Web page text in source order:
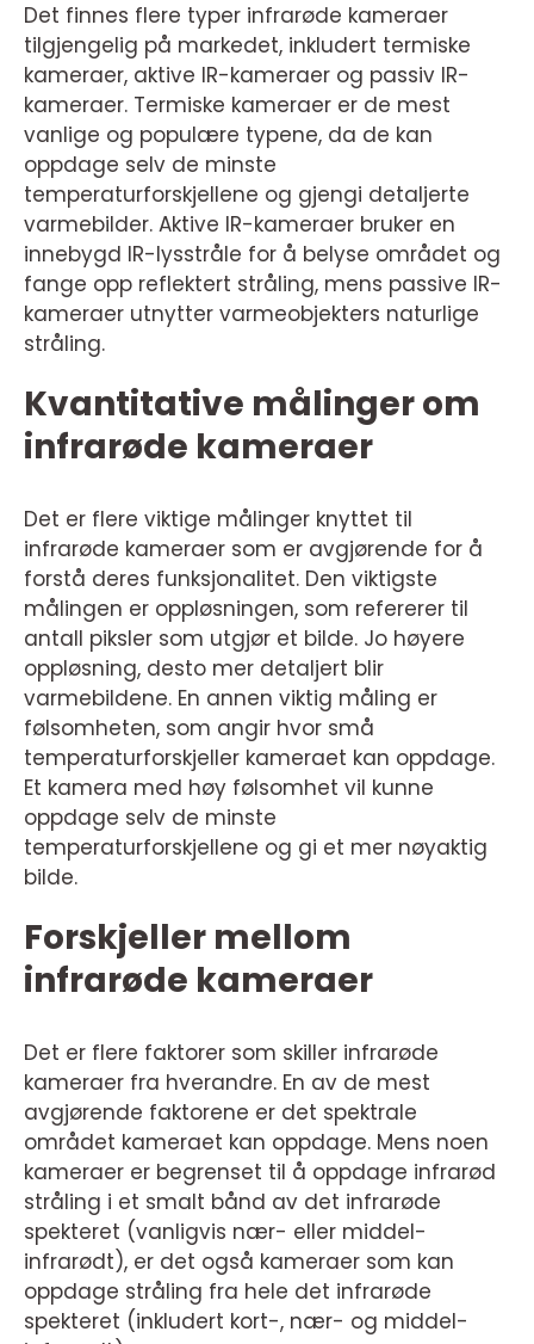
Det finnes flere typer infrarøde kameraer
tilgjengelig på markedet, inkludert termiske
kameraer, aktive IR-kameraer og passiv IR-
kameraer. Termiske kameraer er de mest
vanlige og populære typene, da de kan
oppdage selv de minste
temperaturforskjellene og gjengi detaljerte
varmebilder. Aktive IR-kameraer bruker en
innebygd IR-lysstråle for å belyse området og
fange opp reflektert stråling, mens passive IR-
kameraer utnytter varmeobjekters naturlige
stråling.
Kvantitative målinger om
infrarøde kameraer
Det er flere viktige målinger knyttet til
infrarøde kameraer som er avgjørende for å
forstå deres funksjonalitet. Den viktigste
målingen er oppløsningen, som refererer til
antall piksler som utgjør et bilde. Jo høyere
oppløsning, desto mer detaljert blir
varmebildene. En annen viktig måling er
følsomheten, som angir hvor små
temperaturforskjeller kameraet kan oppdage.
Et kamera med høy følsomhet vil kunne
oppdage selv de minste
temperaturforskjellene og gi et mer nøyaktig
bilde.
Forskjeller mellom
infrarøde kameraer
Det er flere faktorer som skiller infrarøde
kameraer fra hverandre. En av de mest
avgjørende faktorene er det spektrale
området kameraet kan oppdage. Mens noen
kameraer er begrenset til å oppdage infrarød
stråling i et smalt bånd av det infrarøde
spekteret (vanligvis nær- eller middel-
infrarødt), er det også kameraer som kan
oppdage stråling fra hele det infrarøde
spekteret (inkludert kort-, nær- og middel-